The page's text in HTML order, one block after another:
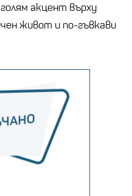
акцент върху
живот и по-гъвкави